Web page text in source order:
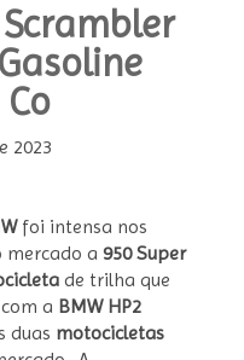
2023
foi intensa nos
mercado a 950 Super
de trilha que
a BMW HP2
duas motocicletas